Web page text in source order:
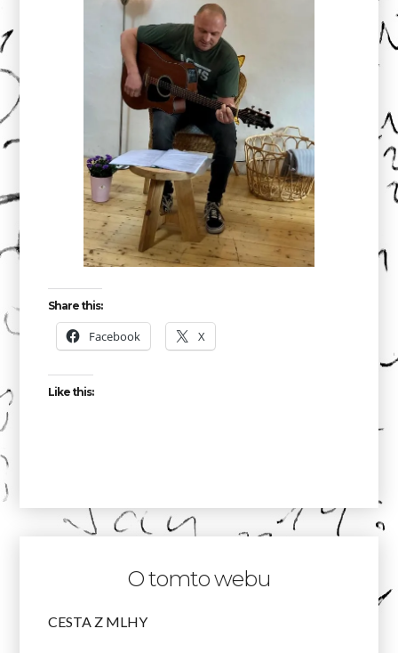
Share this:
Facebook X
Like this:
O tomto webu
CESTA Z MLHY